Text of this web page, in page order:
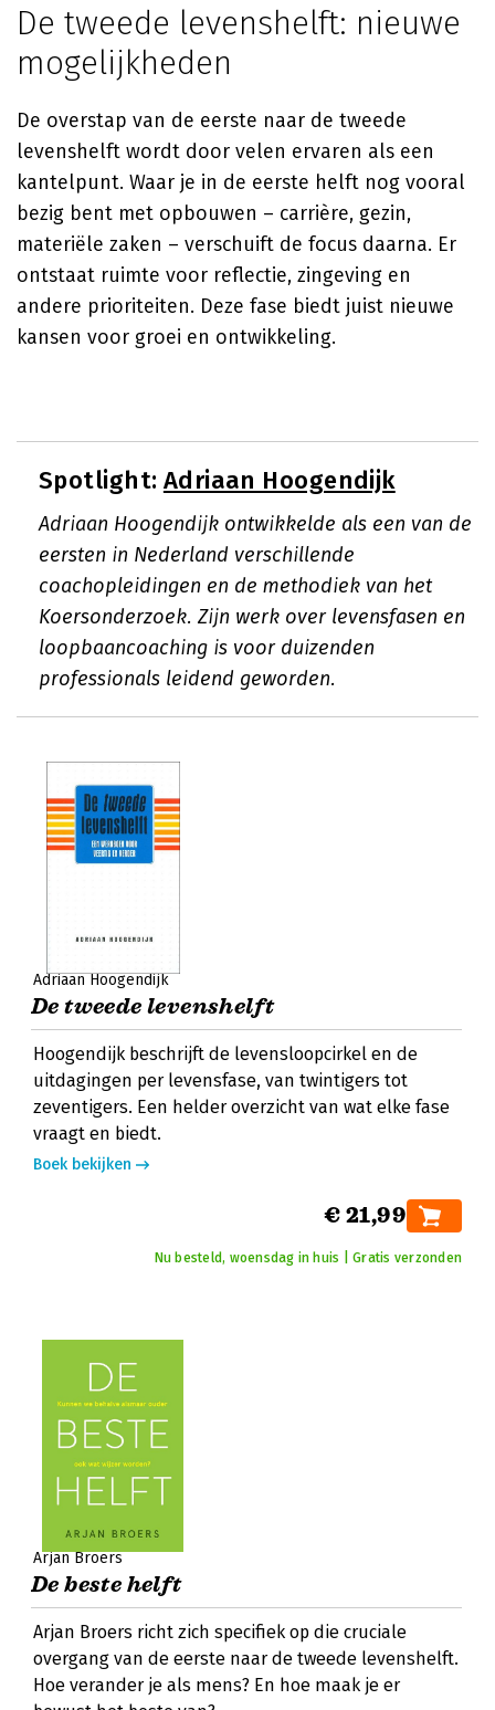
De tweede levenshelft: nieuwe
mogelijkheden
De overstap van de eerste naar de tweede
levenshelft wordt door velen ervaren als een
kantelpunt. Waar je in de eerste helft nog vooral
bezig bent met opbouwen – carrière, gezin,
materiële zaken – verschuift de focus daarna. Er
ontstaat ruimte voor reflectie, zingeving en
andere prioriteiten. Deze fase biedt juist nieuwe
kansen voor groei en ontwikkeling.
Spotlight: Adriaan Hoogendijk
Adriaan Hoogendijk ontwikkelde als een van de
eersten in Nederland verschillende
coachopleidingen en de methodiek van het
Koersonderzoek. Zijn werk over levensfasen en
loopbaancoaching is voor duizenden
professionals leidend geworden.
Adriaan Hoogendijk
De tweede levenshelft
Hoogendijk beschrijft de levensloopcirkel en de
uitdagingen per levensfase, van twintigers tot
zeventigers. Een helder overzicht van wat elke fase
vraagt en biedt.
Boek bekijken
€ 21,99
Nu besteld, woensdag in huis | Gratis verzonden
Arjan Broers
De beste helft
Arjan Broers richt zich specifiek op die cruciale
overgang van de eerste naar de tweede levenshelft.
Hoe verander je als mens? En hoe maak je er